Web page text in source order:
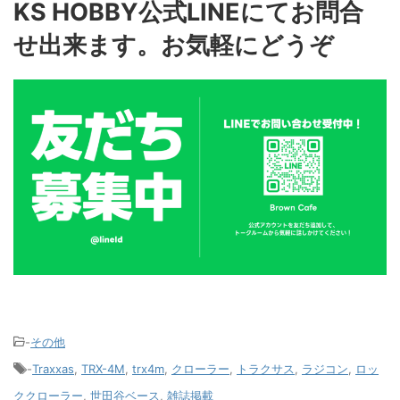
KS HOBBY公式LINEにてお問合
せ出来ます。お気軽にどうぞ
-その他
-Traxxas, TRX-4M, trx4m, クローラー, トラクサス, ラジコン, ロッ
ククローラー, 世田谷ベース, 雑誌掲載